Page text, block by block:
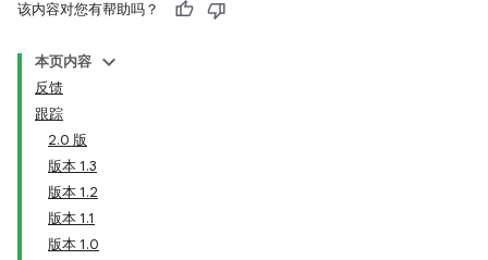
该内容对您有帮助吗？
本页内容
反馈
跟踪
2.0 版
版本 1.3
版本 1.2
版本 1.1
版本 1.0